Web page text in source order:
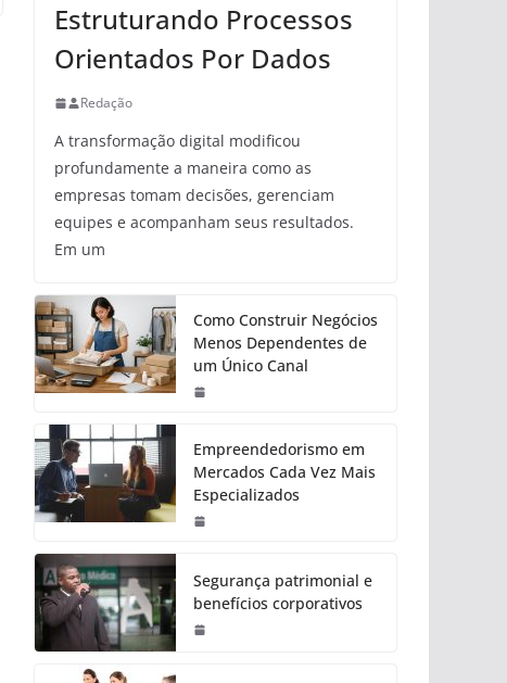
Estruturando Processos
Orientados Por Dados
Redação
A transformação digital modificou
profundamente a maneira como as
empresas tomam decisões, gerenciam
equipes e acompanham seus resultados.
Em um
Como Construir Negócios
Menos Dependentes de
um Único Canal
Empreendedorismo em
Mercados Cada Vez Mais
Especializados
Segurança patrimonial e
benefícios corporativos